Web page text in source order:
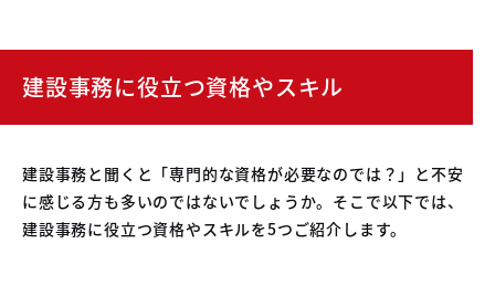
建設事務に役立つ資格やスキル
建設事務と聞くと「専門的な資格が必要なのでは？」と不安
に感じる方も多いのではないでしょうか。そこで以下では、
建設事務に役立つ資格やスキルを5つご紹介します。